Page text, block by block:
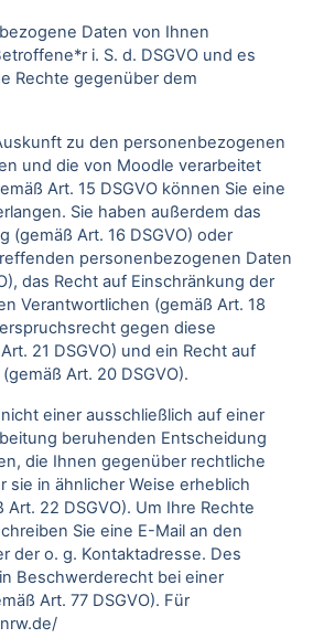
Daten von Ihnen
i. S. d. DSGVO und es
Rechte gegenüber dem
zu den personenbezogenen
und die von Moodle verarbeitet
Art. 15 DSGVO können Sie eine
Sie haben außerdem das
(gemäß Art. 16 DSGVO) oder
personenbezogenen Daten
das Recht auf Einschränkung der
Verantwortlichen (gemäß Art. 18
gegen diese
21 DSGVO) und ein Recht auf
Art. 20 DSGVO).
einer ausschließlich auf einer
beruhenden Entscheidung
die Ihnen gegenüber rechtliche
sie in ähnlicher Weise erheblich
22 DSGVO). Um Ihre Rechte
Sie eine E-Mail an den
der o. g. Kontaktadresse. Des
Beschwerderecht bei einer
Art. 77 DSGVO). Für